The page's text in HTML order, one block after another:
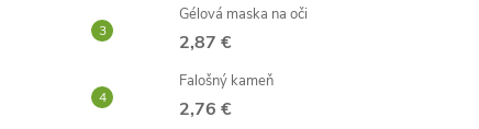
Gélová maska ​​na oči
2,87 €
Falošný kameň
2,76 €